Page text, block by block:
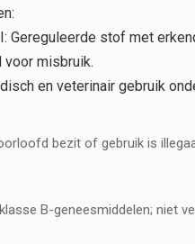
Gereguleerde stof met
misbruik.
en veterinair gebruik
bezit of gebruik is
B-geneesmiddelen; niet